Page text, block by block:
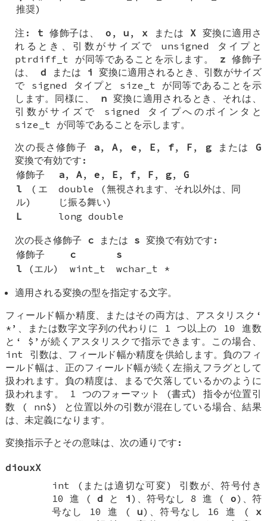
推奨)
注: t 修飾子は、 o ,u , x またはX 変換に適用さ
れるとき、引数がサイズで unsigned タイプと
ptrdiff_t が同等であることを示します。 z 修飾子
は、 d または i 変換に適用されるとき、引数がサイズ
で signed タイプと size_t が同等であることを示
します。同様に、 n 変換に適用されるとき、それは、
引数がサイズで signed タイプへのポインタと
size_t が同等であることを示します。
次の長さ修飾子 a,A, e , E , f, F , gまたは G
変換で有効です:
修飾子
a,A,e , E , f, F ,g,G
l (エ
ル)
double
(無視されます、それ以外は、同
じ振る舞い)
L
long double
次の長さ修飾子 c または s 変換で有効です:
修飾子
c
s
l (エル) wint_t
wchar_t *
適用される変換の型を指定する文字。
フィールド幅か精度、またはその両方は、アスタリスク‘
* ’、または数字文字列の代わりに 1 つ以上の 10 進数
と‘ $ ’が続くアスタリスクで指示できます。この場合、
int 引数は、フィールド幅か精度を供給します。負のフィ
ールド幅は、正のフィールド幅が続く左揃えフラグとして
扱われます。負の精度は、まるで欠落しているかのように
扱われます。 1 つのフォーマット (書式) 指令が位置引
数 ( nn$ ) と位置以外の引数が混在している場合、結果
は、未定義になります。
変換指示子とその意味は、次の通りです:
diouxX
int (または適切な可変) 引数が、符号付き
10 進 (d と i )、符号なし 8 進 ( o)、符
号なし 10 進 (u)、符号なし 16 進 ( x